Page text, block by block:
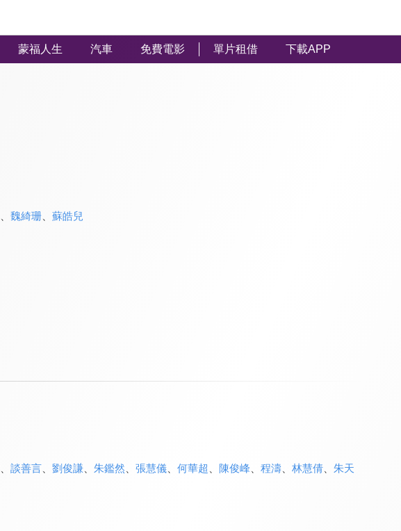
蒙福人生 汽車 免費電影 單片租借 下載APP
魏綺珊、 蘇皓兒
談善言、 劉俊謙、 朱鑑然 張慧儀、 何華超 陳俊峰 程濤、 林慧倩、 朱天